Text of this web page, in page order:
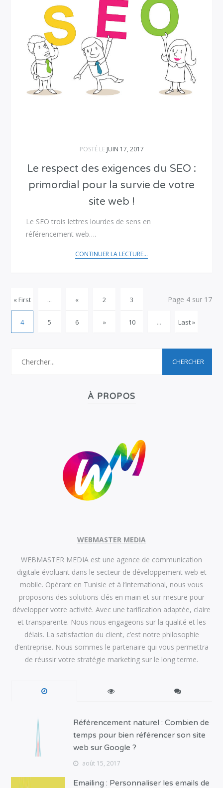
POSTÉ LE JUIN 17, 2017
Le respect des exigences du SEO :
primordial pour la survie de votre
site web !
Le SEO trois lettres lourdes de sens en
référencement web….
CONTINUER LA LECTURE...
Page 4 sur 17
« First ... « 2 3
4 5 6 » 10 ... Last »
À PROPOS
WEBMASTER MEDIA
WEBMASTER MEDIA est une agence de communication
digitale évoluant dans le secteur de développement web et
mobile. Opérant en Tunisie et à l’international, nous vous
proposons des solutions clés en main et sur mesure pour
développer votre activité. Avec une tarification adaptée, claire
et transparente. Nous nous engageons sur la qualité et les
délais. La satisfaction du client, c’est notre philosophie
d’entreprise. Nous sommes le partenaire qui vous permettra
de réussir votre stratégie marketing sur le long terme.
Référencement naturel : Combien de
temps pour bien référencer son site
web sur Google ?
août 15, 2017
Emailing : Personnaliser les emails de